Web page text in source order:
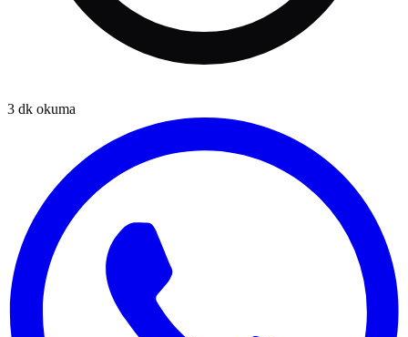
3 dk okuma